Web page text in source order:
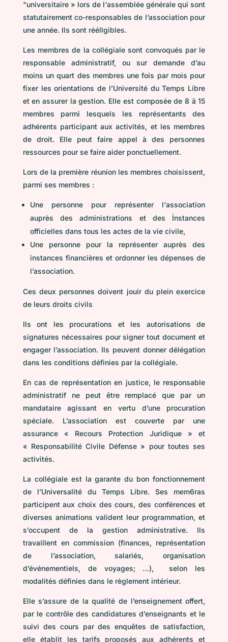
“universitaire » lors de l‘assemblée générale qui sont
statutairement co-responsables de l’association pour
une année. Ils sont rééllgibles.
Les membres de la collégiale sont convoqués par le
responsable administratif, ou sur demande d’au
moins un quart des membres une fois par mois pour
fixer les orientations de l’Université du Temps Libre
et en assurer la gestion. Elle est composée de 8 ä 15
membres parmi lesquels les représentants des
adhérents participant aux activités, et les membres
de droit. Elle peut faire appel à des personnes
ressources pour se faire aider ponctuellement.
Lors de Ia première réunion les membres choisissent,
parmi ses membres :
Une personne pour représenter l‘association
auprès des administrations et des İnstances
officielles dans tous les actes de la vie civile,
Une personne pour la représenter auprès des
instances financières et ordonner les dépenses de
l’association.
Ces deux personnes doivent jouir du plein exercice
de leurs droits civils
Ils ont les procurations et les autorisations de
signatures nécessaires pour signer tout document et
engager l’association. Ils peuvent donner délégation
dans les conditions définies par la collégiale.
En cas de représentation en justice, le responsable
administratif ne peut être remplacé que par un
mandataire agissant en vertu d’une procuration
spéciale. L’association est couverte par une
assurance « Recours Protection Juridique » et
« Responsabilité Civile Défense » pour toutes ses
activités.
La collégiale est la garante du bon fonctionnement
de l’Universalité du Temps Libre. Ses mem6ras
participent aux choix des cours, des conférences et
diverses animations valident leur programmation, et
s’occupent de la gestion administrative. Ils
travaillent en commission (finances, représentation
de l’association, salariés, organisation
d’événementiels, de voyages; …), selon les
modalités définies dans le règlement intérieur.
Elle s’assure de la qualité de l’enseignement offert,
par le contrôle des candidatures d’enseignants et le
suivi des cours par des enquêtes de satisfaction,
elle établit les tarifs proposés aux adhérents et